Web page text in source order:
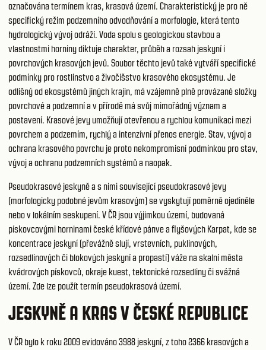
označována termínem kras, krasová území. Charakteristický je pro ně
specifický režim podzemního odvodňování a morfologie, která tento
hydrologický vývoj odráží. Voda spolu s geologickou stavbou a
vlastnostmi horniny diktuje charakter, průběh a rozsah jeskyní i
povrchových krasových jevů. Soubor těchto jevů také vytváří specifické
podmínky pro rostlinstvo a živočišstvo krasového ekosystému. Je
odlišný od ekosystémů jiných krajin, má vzájemně plně provázané složky
povrchové a podzemní a v přírodě má svůj mimořádný význam a
postavení. Krasové jevy umožňují otevřenou a rychlou komunikaci mezi
povrchem a podzemím, rychlý a intenzívní přenos energie. Stav, vývoj a
ochrana krasového povrchu je proto nekompromisní podmínkou pro stav,
vývoj a ochranu podzemních systémů a naopak.
Pseudokrasové jeskyně a s nimi související pseudokrasové jevy
(morfologicky podobné jevům krasovým) se vyskytují poměrně ojediněle
nebo v lokálním seskupení. V ČR jsou výjimkou území, budovaná
pískovcovými horninami české křídové pánve a flyšových Karpat, kde se
koncentrace jeskyní (převážně slují, vrstevních, puklinových,
rozsedlinových či blokových jeskyní a propastí) váže na skalní města
kvádrových pískovců, okraje kuest, tektonické rozsedliny či svážná
území. Zde lze použít termín pseudokrasová území.
JESKYNĚ A KRAS V ČESKÉ REPUBLICE
V ČR bylo k roku 2009 evidováno 3988 jeskyní, z toho 2366 krasových a